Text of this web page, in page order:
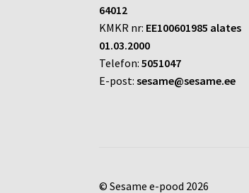
64012
KMKR nr: EE100601985 alates
01.03.2000
Telefon:5051047
E-post:sesame@sesame.ee
© Sesame e-pood 2026